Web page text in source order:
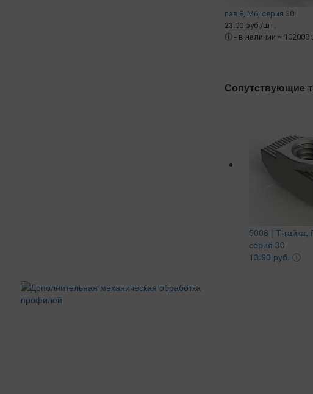
паз 8, М6, серия 30
23.00 руб./шт.
ⓘ - в наличии ≈ 102000
Сопутствующие
5006 | Т-гайка,
серия 30
13.90 руб. ⓘ